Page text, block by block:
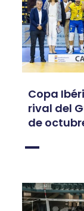
Copa
rival del
de